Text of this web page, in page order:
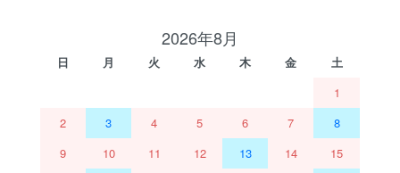
2026年8月
日 月 火 水 木 金
土
1
2
3 4 5 6 7
8
9
10 11 12 13 14
15